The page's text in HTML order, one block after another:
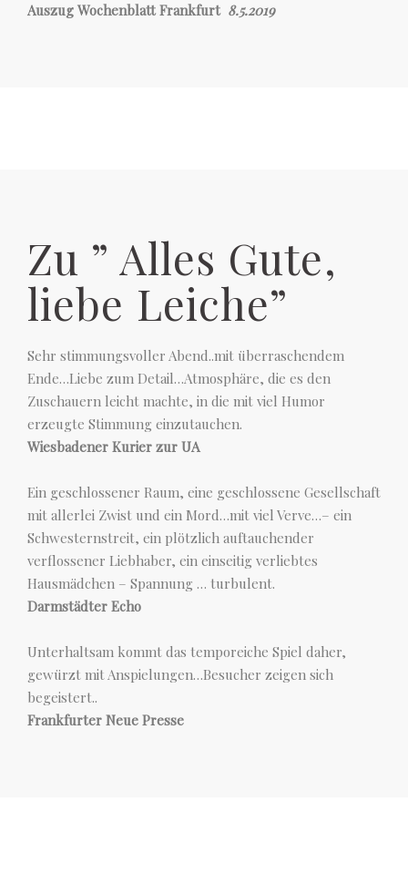
Auszug Wochenblatt Frankfurt 8.5.2019
Zu ” Alles Gute,
liebe Leiche”
Sehr stimmungsvoller Abend..mit überraschendem
Ende…Liebe zum Detail…Atmosphäre, die es den
Zuschauern leicht machte, in die mit viel Humor
erzeugte Stimmung einzutauchen.
Wiesbadener Kurier zur UA
Ein geschlossener Raum, eine geschlossene Gesellschaft
mit allerlei Zwist und ein Mord…mit viel Verve…– ein
Schwesternstreit, ein plötzlich auftauchender
verflossener Liebhaber, ein einseitig verliebtes
Hausmädchen – Spannung … turbulent.
Darmstädter Echo
Unterhaltsam kommt das temporeiche Spiel daher,
gewürzt mit Anspielungen…Besucher zeigen sich
begeistert..
Frankfurter Neue Presse